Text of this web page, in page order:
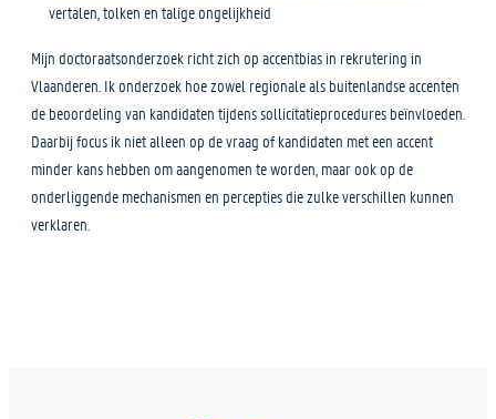
vertalen, tolken en talige ongelijkheid
Mijn doctoraatsonderzoek richt zich op accentbias in rekrutering in
Vlaanderen. Ik onderzoek hoe zowel regionale als buitenlandse accenten
de beoordeling van kandidaten tijdens sollicitatieprocedures beïnvloeden.
Daarbij focus ik niet alleen op de vraag of kandidaten met een accent
minder kans hebben om aangenomen te worden, maar ook op de
onderliggende mechanismen en percepties die zulke verschillen kunnen
verklaren.